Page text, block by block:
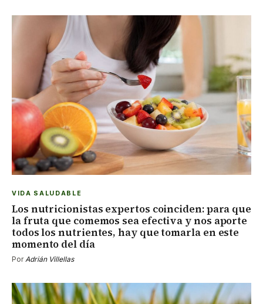
VIDA SALUDABLE
Los nutricionistas expertos coinciden: para que
la fruta que comemos sea efectiva y nos aporte
todos los nutrientes, hay que tomarla en este
momento del día
PorAdrián Villellas